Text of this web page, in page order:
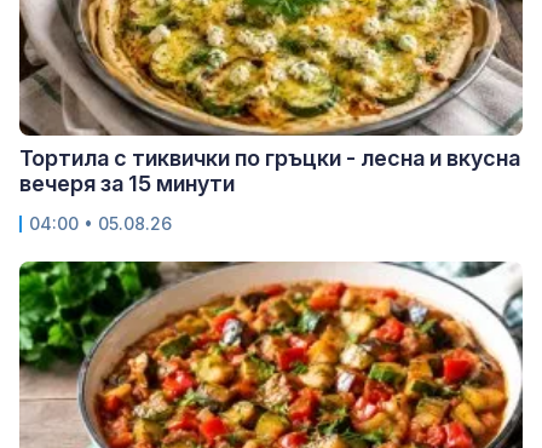
Тортила с тиквички по гръцки - лесна и вкусна
вечеря за 15 минути
04:00 • 05.08.26